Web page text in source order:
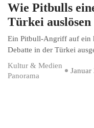
Wie Pitbulls
Türkei auslösen
Ein Pitbull-Angriff auf ein
Debatte in der Türkei
Kultur & Medien
Panorama
Januar